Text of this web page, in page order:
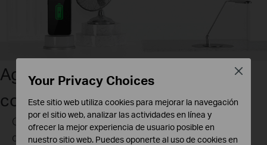
Agrupa los enchufes para
controlarlos a todos a la vez
Crea un grupo de varios dispositivos para poder
darles órdenes simultáneamente de forma rápida y
Your Privacy Choices
Este sitio web utiliza cookies para mejorar la navegación
por el sitio web, analizar las actividades en línea y
ofrecer la mejor experiencia de usuario posible en
nuestro sitio web. Puedes oponerte al uso de cookies en
Close